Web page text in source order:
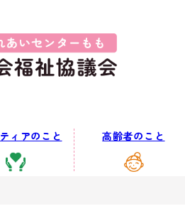
ィアのこと 高齢者のこと